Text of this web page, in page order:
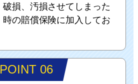
破損、汚損させてしまった
時の賠償保険に加入してお
POINT 06